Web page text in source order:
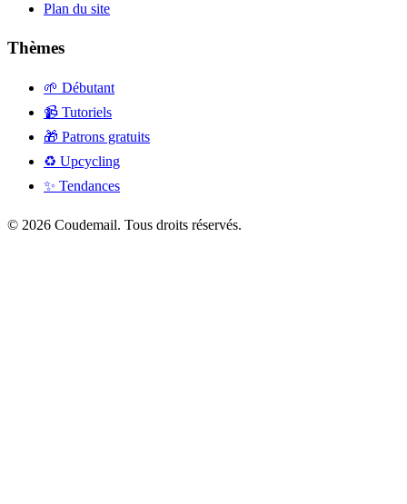
Plan du site
Thèmes
🌱 Débutant
📹 Tutoriels
🎁 Patrons gratuits
♻️ Upcycling
✨ Tendances
© 2026 Coudemail. Tous droits réservés.